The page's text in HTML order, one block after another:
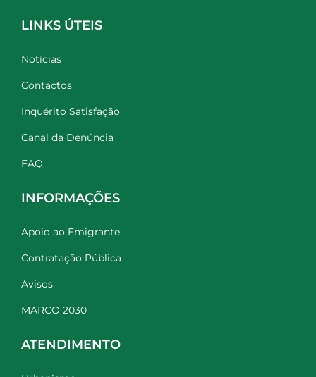
LINKS ÚTEIS
Notícias
Contactos
Inquérito Satisfação
Canal da Denúncia
FAQ
INFORMAÇÕES
Apoio ao Emigrante
Contratação Pública
Avisos
MARCO 2030
ATENDIMENTO